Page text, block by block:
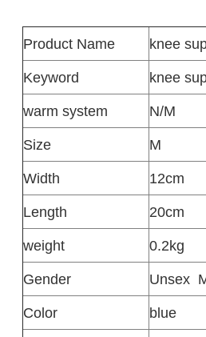
Product Name
knee
Keyword
knee
warm system
N/M
Size
M
Width
12cm
Length
20cm
weight
0.2kg
Gender
Unsex
Color
blue